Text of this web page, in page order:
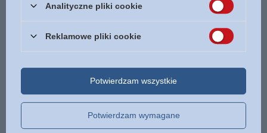
Biblia Stare i Nowe
Przymierze Przekład
dosłowny EIB wyd.IV średnia
A5 ekoskóra złoto zamek
index burgund
Biblia Stare i Nowe
Przymierze Przekład
dosłowny EIB wyd.IV średnia
A5 ekoskóra złoto czarna
Analityczne pliki cookie
Reklamowe pliki cookie
Potwierdzam wymagane
Potwierdzam wszystkie